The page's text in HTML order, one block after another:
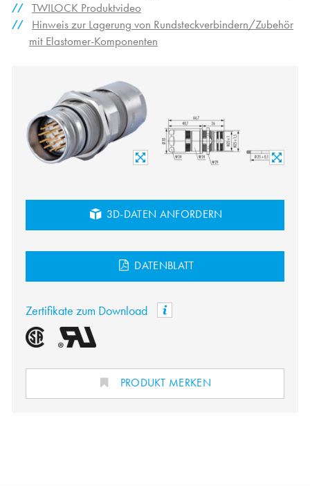
TWILOCK Produktvideo
Hinweis zur Lagerung von Rundsteckverbindern/Zubehör
mit Elastomer-Komponenten
3D-DATEN ANFORDERN
DATENBLATT
Zertifikate zum Download
PRODUKT MERKEN